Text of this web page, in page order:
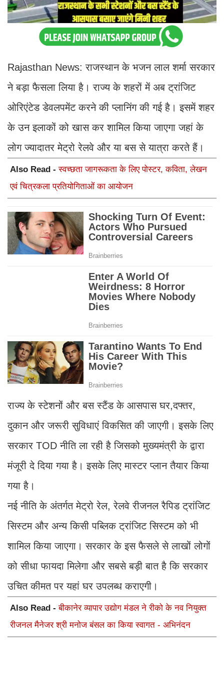
Rajasthan News: राजस्थान के भजन लाल शर्मा सरकार
ने बड़ा फैसला लिया है। राज्य के शहरों में अब ट्रांजिट
ओरिएंटेड डेवलपमेंट करने की प्लानिंग की गई है। इसमें शहर
के उन इलाकों को खास कर शामिल किया जाएगा जहां के
लोग ज्यादातर मेट्रो रेलवे और या बस से यात्रा करते हैं।
Also Read -स्वच्छता जागरूकता के लिए पोस्टर, कविता, लेखन
एवं चित्रकला प्रतियोगिताओं का आयोजन
राज्य के स्टेशनों और बस स्टैंड के आसपास घर,दफ्तर,
दुकान और जरूरी सुविधाएं विकसित की जाएगी। इसके लिए
सरकार TOD नीति ला रही है जिसको मुख्यमंत्री के द्वारा
मंजूरी दे दिया गया है। इसके लिए मास्टर प्लान तैयार किया
गया है।
नई नीति के अंतर्गत मेट्रो रेल, रेलवे रीजनल रैपिड ट्रांजिट
सिस्टम और अन्य किसी पब्लिक ट्रांजिट सिस्टम को भी
शामिल किया जाएगा। सरकार के इस फैसले से लाखों लोगों
को सीधा फायदा मिलेगा और सबसे बड़ी बात है कि सरकार
उचित कीमत पर यहां घर उपलब्ध कराएगी।
Also Read -बीकानेर व्यापार उद्योग मंडल ने रीको के नव नियुक्त
रीजनल मैनेजर श्री मनोज बंसल का किया स्वागत - अभिनंदन